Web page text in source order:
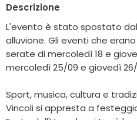
Descrizione
L'evento è stato spostato
alluvione. Gli eventi che
serate di mercoledì 18 e
mercoledì 25/09 e giovedì
Sport, musica, cultura e
Vincoli si appresta a